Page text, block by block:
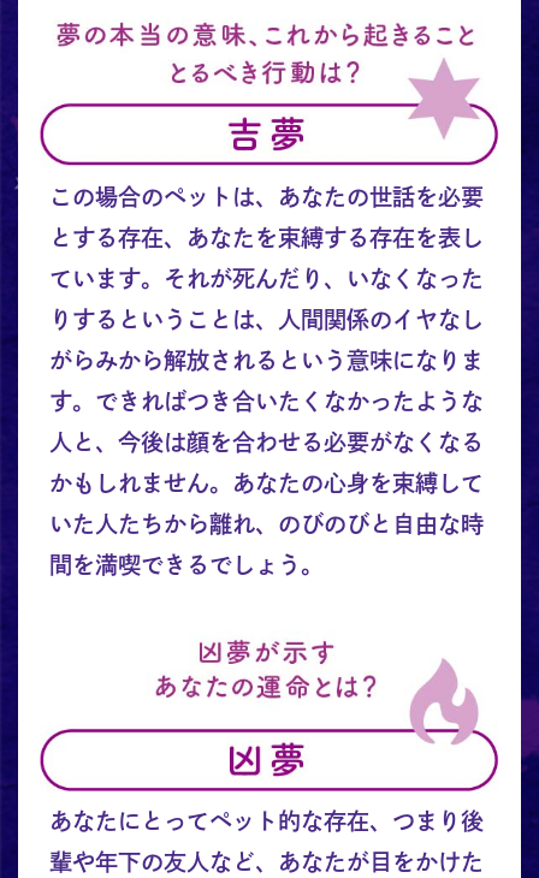
この場合のペットは、あなたの世話を必要
とする存在、あなたを束縛する存在を表し
ています。それが死んだり、いなくなった
りするということは、人間関係のイヤなし
がらみから解放されるという意味になりま
す。できればつき合いたくなかったような
人と、今後は顔を合わせる必要がなくなる
かもしれません。あなたの心身を束縛して
いた人たちから離れ、のびのびと自由な時
間を満喫できるでしょう。
あなたにとってペット的な存在、つまり後
輩や年下の友人など、あなたが目をかけた